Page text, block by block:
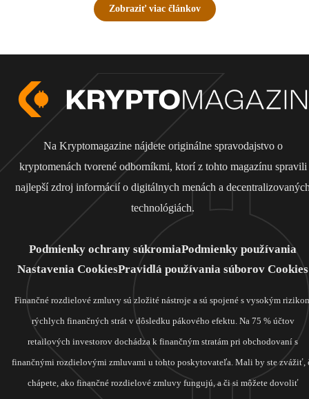
Zobraziť viac článkov
Na Kryptomagazine nájdete originálne spravodajstvo o
kryptomenách tvorené odborníkmi, ktorí z tohto magazínu spravili
najlepší zdroj informácií o digitálnych menách a
technológiách.
Podmienky ochrany súkromiaPodmienky používania
Nastavenia CookiesPravidlá používania súborov Cookies
Finančné rozdielové zmluvy sú zložité nástroje a sú spojené s vysokým
rýchlych finančných strát v dôsledku pákového efektu. Na 75 % účtov
retailových investorov dochádza k finančným stratám pri obchodovaní s
finančnými rozdielovými zmluvami u tohto poskytovateľa. Mali by ste zvážiť,
chápete, ako finančné rozdielové zmluvy fungujú, a či si môžete dovoliť